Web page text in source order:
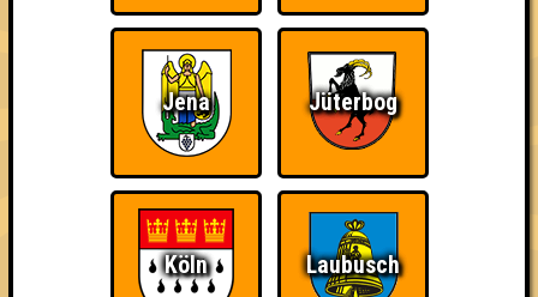
Jena Jüterbog
Köln Laubusch